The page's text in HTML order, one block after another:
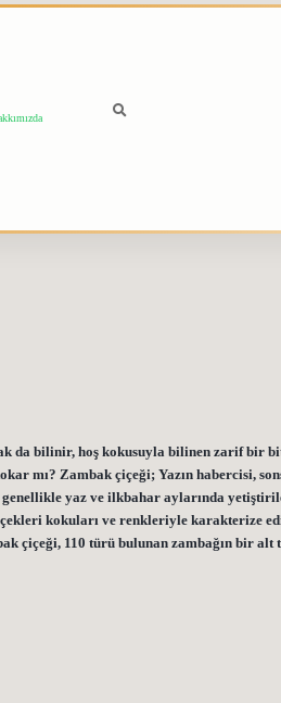
da bilinir, hoş kokusuyla bilinen zarif bir
mı? Zambak çiçeği; Yazın habercisi,
yaz ve ilkbahar aylarında
kokuları ve renkleriyle karakterize
çiçeği, 110 türü bulunan zambağın bir